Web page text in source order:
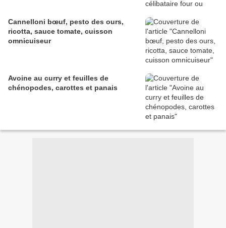
Cannelloni bœuf, pesto des ours,
ricotta, sauce tomate, cuisson
omnicuiseur
Avoine au curry et feuilles de
chénopodes, carottes et panais